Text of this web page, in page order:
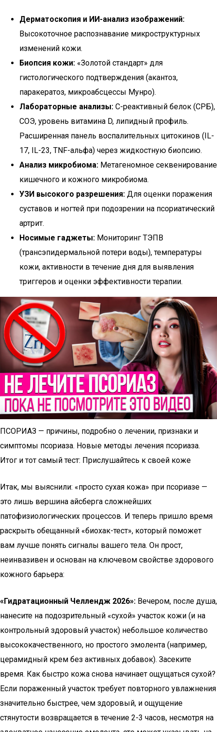
Дерматоскопия и ИИ-анализ изображений:
Высокоточное распознавание микроструктурных
изменений кожи.
Биопсия кожи: «Золотой стандарт» для
гистологического подтверждения (акантоз,
паракератоз, микроабсцессы Мунро).
Лабораторные анализы: С-реактивный белок (СРБ),
СОЭ, уровень витамина D, липидный профиль.
Расширенная панель воспалительных цитокинов (IL-
17, IL-23, TNF-альфа) через жидкостную биопсию.
Анализ микробиома: Метагеномное секвенирование
кишечного и кожного микробиома.
УЗИ высокого разрешения: Для оценки поражения
суставов и ногтей при подозрении на псориатический
артрит.
Носимые гаджеты: Мониторинг ТЭПВ
(трансэпидермальной потери воды), температуры
кожи, активности в течение дня для выявления
триггеров и оценки эффективности терапии.
ПСОРИАЗ — причины, подробно о лечении, признаки и
симптомы псориаза. Новые методы лечения псориаза.
Итог и тот самый тест: Прислушайтесь к своей коже
Итак, мы выяснили: «просто сухая кожа» при псориазе —
это лишь вершина айсберга сложнейших
патофизиологических процессов. И теперь пришло время
раскрыть обещанный «биохак-тест», который поможет
вам лучше понять сигналы вашего тела. Он прост,
неинвазивен и основан на ключевом свойстве здорового
кожного барьера:
«Гидратационный Челлендж 2026»: Вечером, после душа,
нанесите на подозрительный «сухой» участок кожи (и на
контрольный здоровый участок) небольшое количество
высококачественного, но простого эмолента (например,
церамидный крем без активных добавок). Засеките
время. Как быстро кожа снова начинает ощущаться сухой?
Если пораженный участок требует повторного увлажнения
значительно быстрее, чем здоровый, и ощущение
стянутости возвращается в течение 2-3 часов, несмотря на